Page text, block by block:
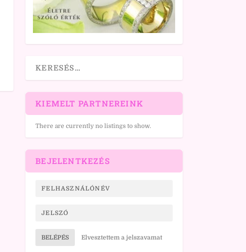
KIEMELT PARTNEREINK
There are currently no listings to show.
BEJELENTKEZÉS
BELÉPÉS Elvesztettem a jelszavamat